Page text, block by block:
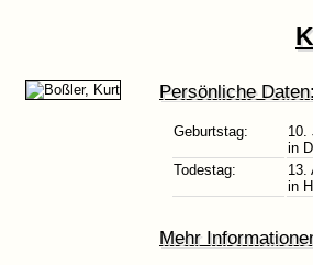
Persönliche
Geburtstag:
10.
in
Todestag:
13.
in
Mehr